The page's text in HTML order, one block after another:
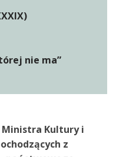
nie ma”
Ministra Kultury i
z